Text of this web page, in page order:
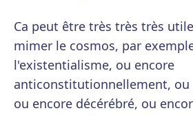
Ca peut être très très très
mimer le cosmos, par
l'existentialisme, ou encore
anticonstitutionnellement, ou
ou encore décérébré, ou